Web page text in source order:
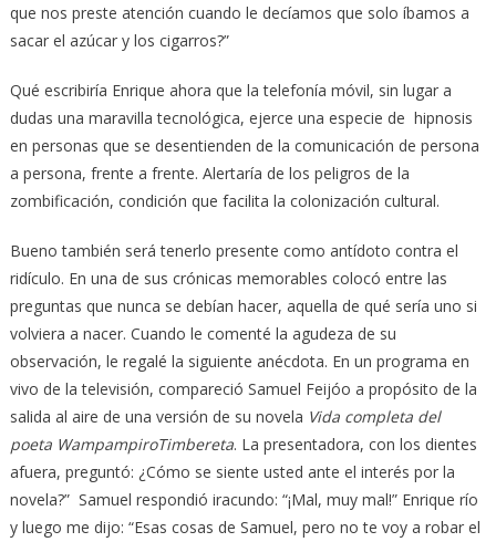
que nos preste atención cuando le decíamos que solo íbamos a
sacar el azúcar y los cigarros?”
Qué escribiría Enrique ahora que la telefonía móvil, sin lugar a
dudas una maravilla tecnológica, ejerce una especie de hipnosis
en personas que se desentienden de la comunicación de persona
a persona, frente a frente. Alertaría de los peligros de la
zombificación, condición que facilita la colonización cultural.
Bueno también será tenerlo presente como antídoto contra el
ridículo. En una de sus crónicas memorables colocó entre las
preguntas que nunca se debían hacer, aquella de qué sería uno si
volviera a nacer. Cuando le comenté la agudeza de su
observación, le regalé la siguiente anécdota. En un programa en
vivo de la televisión, compareció Samuel Feijóo a propósito de la
salida al aire de una versión de su novela Vida completa del
poeta WampampiroTimbereta. La presentadora, con los dientes
afuera, preguntó: ¿Cómo se siente usted ante el interés por la
novela?” Samuel respondió iracundo: “¡Mal, muy mal!” Enrique río
y luego me dijo: “Esas cosas de Samuel, pero no te voy a robar el